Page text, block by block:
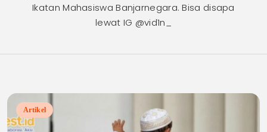
Ikatan Mahasiswa Banjarnegara. Bisa disapa
lewat IG @vid1n_
Artikel